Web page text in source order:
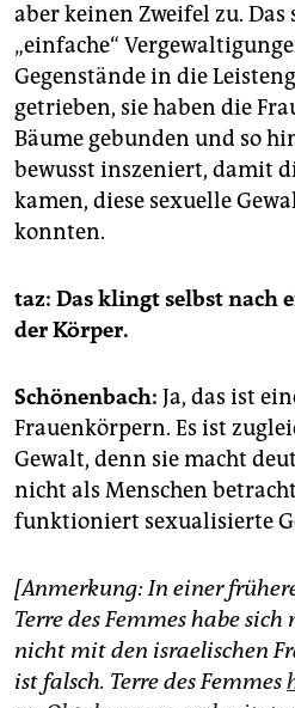
aber keinen Zweifel zu.
„einfache“
Gegenstände in die
getrieben, sie haben die
Bäume gebunden und so
bewusst inszeniert, damit
kamen, diese sexuelle
konnten.
taz: Das klingt selbst nach
der Körper.
Schönenbach: Ja, das ist
Frauenkörpern. Es ist
Gewalt, denn sie macht
nicht als Menschen
funktioniert sexualisierte
[Anmerkung: In einer
Terre des Femmes habe
nicht mit den israelischen
ist falsch. Terre des Femmes